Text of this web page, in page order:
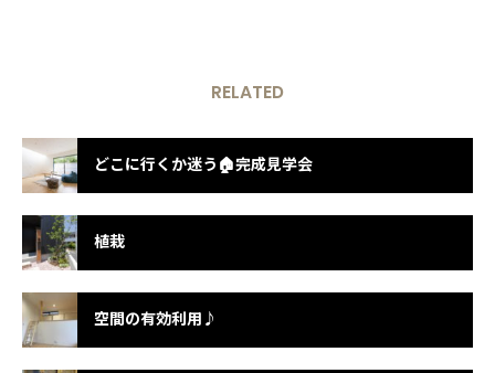
RELATED
どこに行くか迷う🏠完成見学会
植栽
空間の有効利用♪